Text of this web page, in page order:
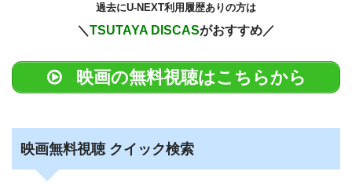
過去にU-NEXT利用履歴ありの方は
＼ TSUTAYA DISCASがおすすめ／
映画の無料視聴はこちらから
映画無料視聴 クイック検索